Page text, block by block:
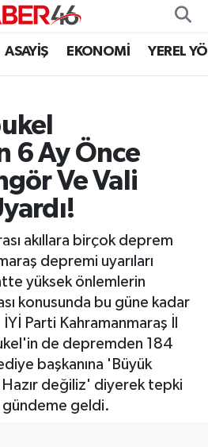
ASAYİŞ EKONOMİ YEREL
6 Ay Önce
Ve Vali
akıllara birçok deprem
depremi uyarıları
yüksek önlemlerin
konusunda bu güne kadar
İYİ Parti Kahramanmaraş İl
de depremden 184
başkanına 'Büyük
değiliz' diyerek tepki
geldi.
Namaz Vakitleri
ve Fikstür